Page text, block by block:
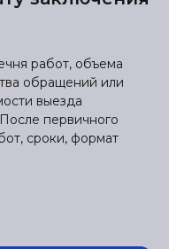
работ, объема
обращений или
выезда
первичного
сроки, формат